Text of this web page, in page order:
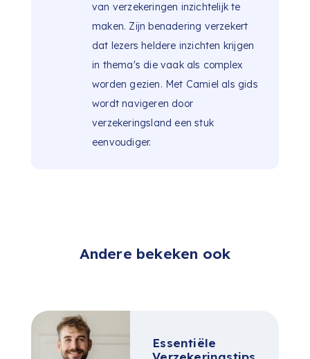
van verzekeringen inzichtelijk te
maken. Zijn benadering verzekert
dat lezers heldere inzichten krijgen
in thema's die vaak als complex
worden gezien. Met Camiel als gids
wordt navigeren door
verzekeringsland een stuk
eenvoudiger.
Andere bekeken ook
Essentiële